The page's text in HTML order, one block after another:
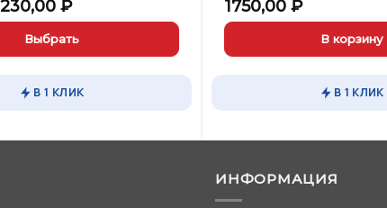
составляла
₽.
₽Текущая
цена:
2230,00 ₽.
Выбрать
В 1 КЛИК
1750,00 ₽
В корзину
В 1 КЛИК
ИНФОРМАЦИЯ